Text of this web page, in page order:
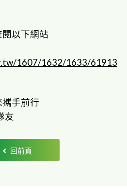
以下網站
1607/1632/1633/61913
手前行
友
回前頁